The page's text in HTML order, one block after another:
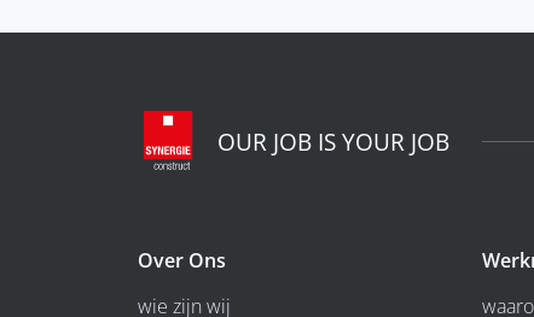
OUR JOB IS YOUR JOB
Over Ons
wie zijn wij